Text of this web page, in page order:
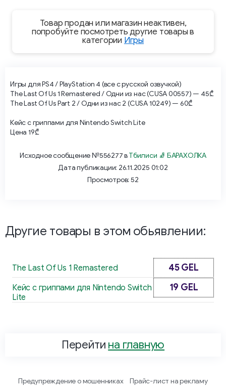
Товар продан или магазин неактивен,
попробуйте посмотреть другие товары в
категории Игры
Игры для PS4 / PlayStation 4 (все с русской озвучкой)
The Last Of Us 1 Remastered / Одни из нас (CUSA 00557) — 45₾
The Last Of Us Part 2 / Одни из нас 2 (CUSA 10249) — 60₾
Кейс с гриппами для Nintendo Switch Lite
Цена 19₾
Исходное сообщение №556277 вТбилиси 🧦 БАРАХОЛКА
Дата публикации: 26.11.2025 01:02
Просмотров: 52
Другие товары в этом обьявлении:
The Last Of Us 1 Remastered 45 GEL
Кейс с гриппами для Nintendo Switch
Lite
19 GEL
Перейти на главную
Предупреждение о мошенниках
Прайс-лист на рекламу